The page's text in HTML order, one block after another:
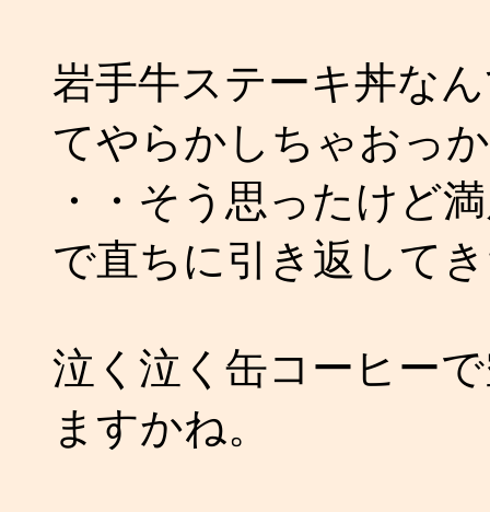
岩手牛ステーキ丼な
てやらかしちゃおっ
・・そう思ったけど
で直ちに引き返して
泣く泣く缶コーヒー
ますかね。